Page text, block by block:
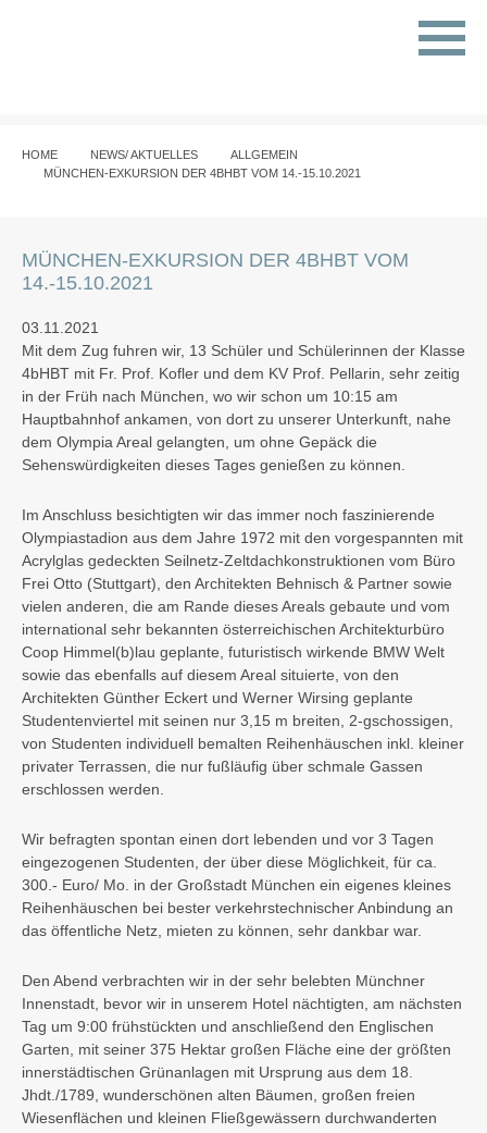
HOME NEWS/ AKTUELLES
ALLGEMEIN
MÜNCHEN-EXKURSION DER 4BHBT VOM 14.-15.10.2021
MÜNCHEN-EXKURSION DER 4BHBT VOM
14.-15.10.2021
03.11.2021
Mit dem Zug fuhren wir, 13 Schüler und Schülerinnen der Klasse
4bHBT mit Fr. Prof. Kofler und dem KV Prof. Pellarin, sehr zeitig
in der Früh nach München, wo wir schon um 10:15 am
Hauptbahnhof ankamen, von dort zu unserer Unterkunft, nahe
dem Olympia Areal gelangten, um ohne Gepäck die
Sehenswürdigkeiten dieses Tages genießen zu können.
Im Anschluss besichtigten wir das immer noch faszinierende
Olympiastadion aus dem Jahre 1972 mit den vorgespannten mit
Acrylglas gedeckten Seilnetz-Zeltdachkonstruktionen vom Büro
Frei Otto (Stuttgart), den Architekten Behnisch & Partner sowie
vielen anderen, die am Rande dieses Areals gebaute und vom
international sehr bekannten österreichischen Architekturbüro
Coop Himmel(b)lau geplante, futuristisch wirkende BMW Welt
sowie das ebenfalls auf diesem Areal situierte, von den
Architekten Günther Eckert und Werner Wirsing geplante
Studentenviertel mit seinen nur 3,15 m breiten, 2-gschossigen,
von Studenten individuell bemalten Reihenhäuschen inkl. kleiner
privater Terrassen, die nur fußläufig über schmale Gassen
erschlossen werden.
Wir befragten spontan einen dort lebenden und vor 3 Tagen
eingezogenen Studenten, der über diese Möglichkeit, für ca.
300.- Euro/ Mo. in der Großstadt München ein eigenes kleines
Reihenhäuschen bei bester verkehrstechnischer Anbindung an
das öffentliche Netz, mieten zu können, sehr dankbar war.
Den Abend verbrachten wir in der sehr belebten Münchner
Innenstadt, bevor wir in unserem Hotel nächtigten, am nächsten
Tag um 9:00 frühstückten und anschließend den Englischen
Garten, mit seiner 375 Hektar großen Fläche eine der größten
innerstädtischen Grünanlagen mit Ursprung aus dem 18.
Jhdt./1789, wunderschönen alten Bäumen, großen freien
Wiesenflächen und kleinen Fließgewässern durchwanderten